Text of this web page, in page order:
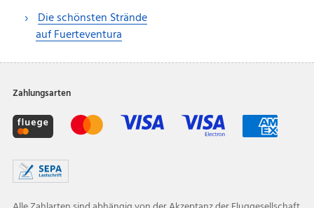
Die schönsten Strände
auf Fuerteventura